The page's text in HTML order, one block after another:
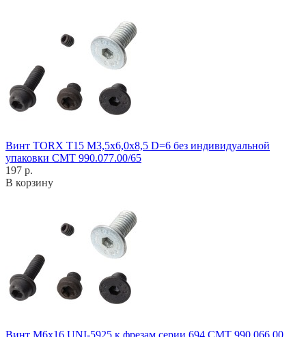
Винт TORX T15 M3,5x6,0x8,5 D=6 без индивидуальной
упаковки CMT 990.077.00/65
197 р.
В корзину
Винт M6x16 UNI-5925 к фрезам серии 694 CMT 990.066.00